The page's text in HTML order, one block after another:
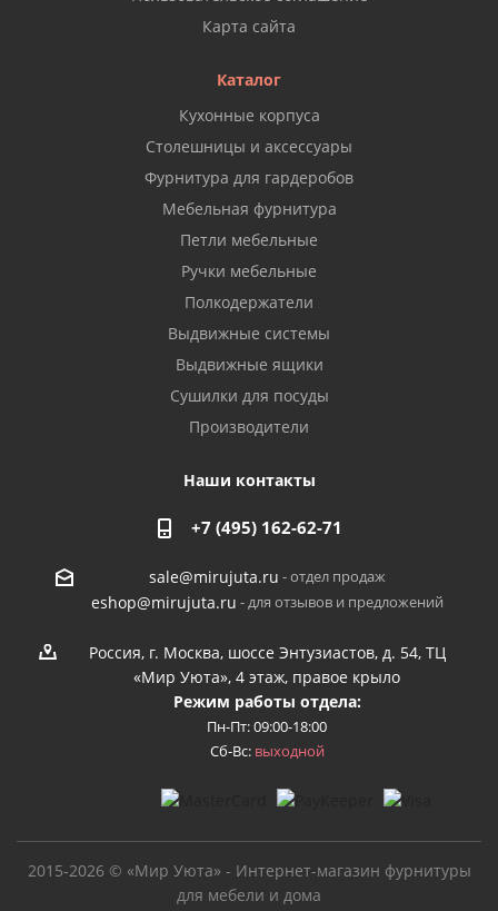
Карта сайта
Каталог
Кухонные корпуса
Столешницы и аксессуары
Фурнитура для гардеробов
Мебельная фурнитура
Петли мебельные
Ручки мебельные
Полкодержатели
Выдвижные системы
Выдвижные ящики
Сушилки для посуды
Производители
Наши контакты
+7 (495) 162-62-71
sale@mirujuta.ru - отдел продаж
eshop@mirujuta.ru - для отзывов и предложений
Россия, г. Москва, шоссе Энтузиастов, д. 54, ТЦ
«Мир Уюта», 4 этаж, правое крыло
Режим работы отдела:
Пн-Пт: 09:00-18:00
Сб-Вс: выходной
2015-2026 © «Мир Уюта» - Интернет-магазин фурнитуры
для мебели и дома